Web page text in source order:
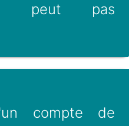
peut pas
compte de